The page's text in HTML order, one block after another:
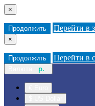
×
Продолжить Перейти в
×
Продолжить Перейти в
р.